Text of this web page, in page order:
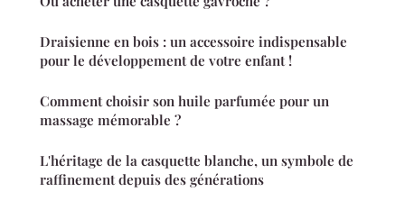
Draisienne en bois : un accessoire indispensable
pour le développement de votre enfant !
Comment choisir son huile parfumée pour un
massage mémorable ?
L'héritage de la casquette blanche, un symbole de
raffinement depuis des générations